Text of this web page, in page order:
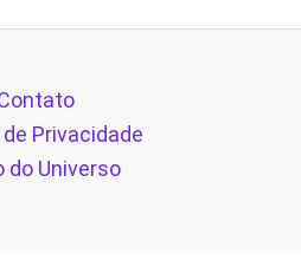
Privacidade
do Universo